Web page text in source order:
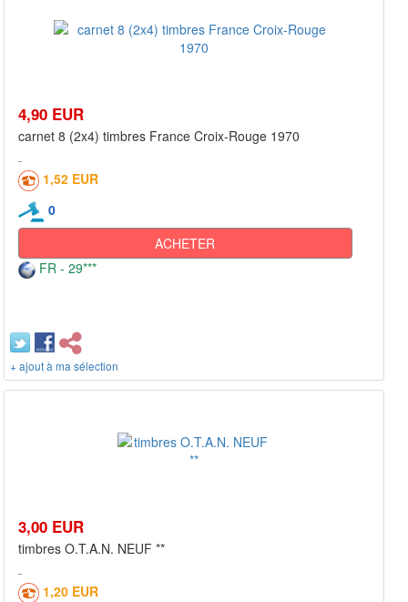
4,90 EUR
carnet 8 (2x4) timbres France Croix-Rouge 1970
1,52 EUR
0
ACHETER
FR - 29***
+ ajout à ma sélection
3,00 EUR
timbres O.T.A.N. NEUF **
1,20 EUR